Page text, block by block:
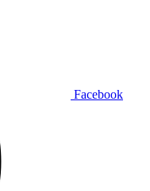
Facebook